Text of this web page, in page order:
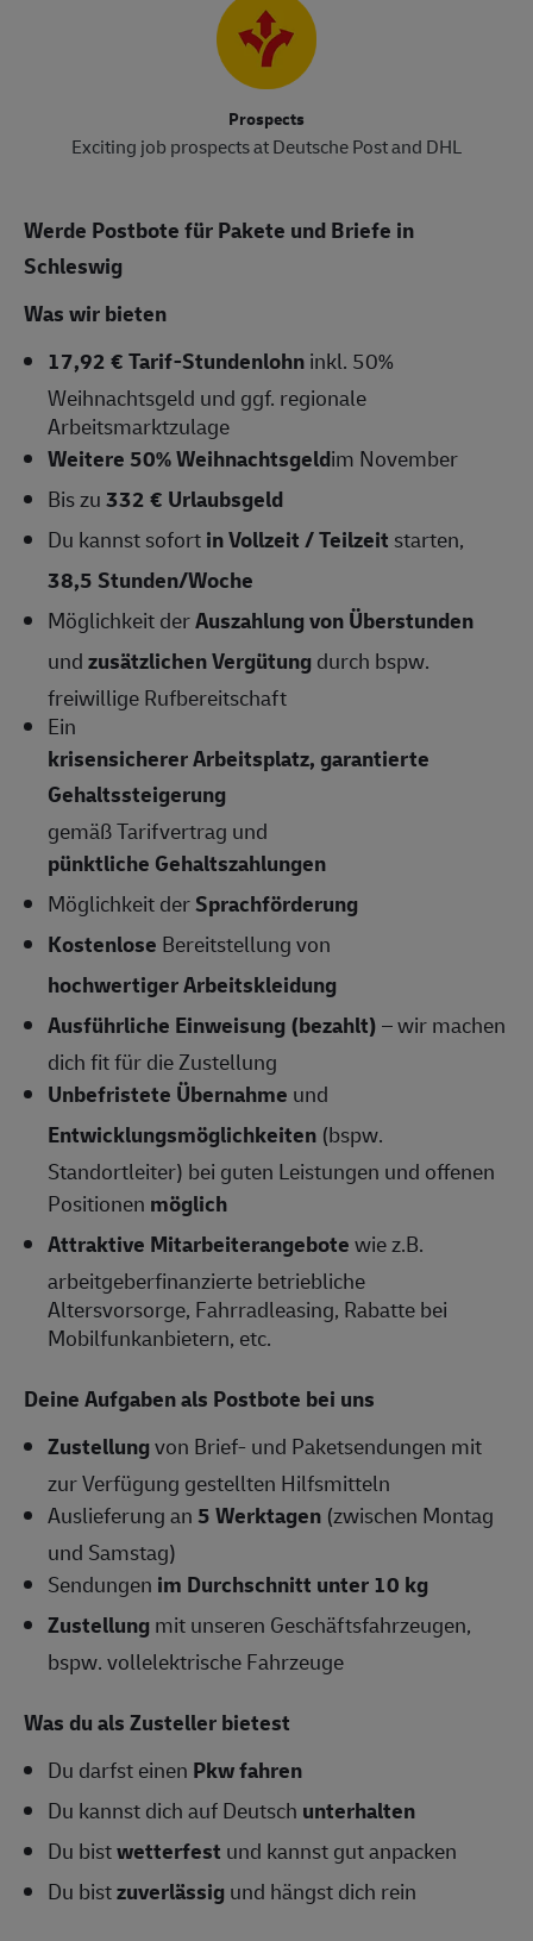
Prospects
Exciting job prospects at Deutsche Post and DHL
Werde Postbote für Pakete und Briefe in
Schleswig
Was wir bieten
17,92 € Tarif-Stundenlohninkl. 50%
Weihnachtsgeld und ggf. regionale
Arbeitsmarktzulage
Weitere 50% Weihnachtsgeldim November
Bis zu332 € Urlaubsgeld
Du kannst sofortin Vollzeit / Teilzeit starten,
38,5 Stunden/Woche
Möglichkeit derAuszahlung von Überstunden
undzusätzlichen Vergütungdurch bspw.
freiwillige Rufbereitschaft
Ein
krisensicherer Arbeitsplatz, garantierte
Gehaltssteigerung
gemäß Tarifvertrag und
pünktliche Gehaltszahlungen
Möglichkeit derSprachförderung
Kostenlose Bereitstellung von
hochwertiger Arbeitskleidung
Ausführliche Einweisung (bezahlt)– wir machen
dich fit für die Zustellung
Unbefristete Übernahme und
Entwicklungsmöglichkeiten (bspw.
Standortleiter) bei guten Leistungen und offenen
Positionen möglich
Attraktive Mitarbeiterangebotewie z.B.
arbeitgeberfinanzierte betriebliche
Altersvorsorge, Fahrradleasing, Rabatte bei
Mobilfunkanbietern, etc.
Deine Aufgaben als Postbote bei uns
Zustellungvon Brief- und Paketsendungen mit
zur Verfügung gestellten Hilfsmitteln
Auslieferung an5 Werktagen (zwischen Montag
und Samstag)
Sendungen im Durchschnitt unter 10 kg
Zustellungmit unseren Geschäftsfahrzeugen,
bspw. vollelektrische Fahrzeuge
Was du als Zusteller bietest
Du darfst einen Pkw fahren
Du kannst dich auf Deutsch unterhalten
Du bistwetterfest und kannst gut anpacken
Du bistzuverlässigund hängst dich rein